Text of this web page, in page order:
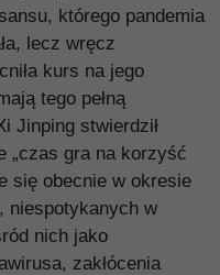
którego pandemia
lecz wręcz
kurs na jego
tego pełną
Jinping stwierdził
„czas gra na korzyść
się obecnie w okresie
niespotykanych w
nich jako
zakłócenia